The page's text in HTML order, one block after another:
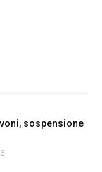
sospensione